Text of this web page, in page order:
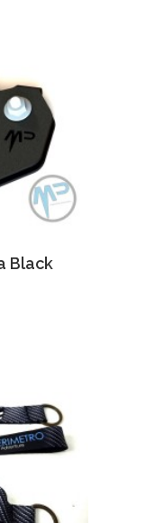
Rapida
Black